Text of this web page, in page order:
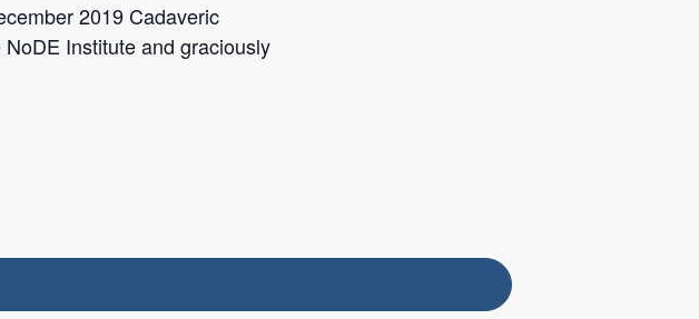
2019 Cadaveric
Institute and graciously